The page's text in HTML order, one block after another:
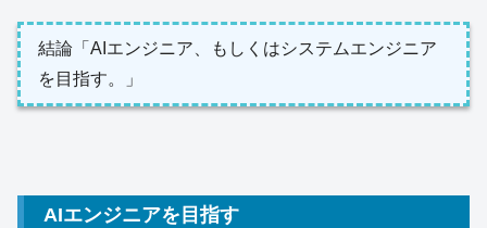
結論「AIエンジニア、もしくはシステムエンジニア
を目指す。」
AIエンジニアを目指す